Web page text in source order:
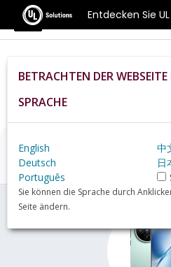
Entdecken Sie
Benchmarks
Home De Hardware
Vivo+X200s+review
Vivo X200s
BETRACHTEN DER
SPRACHE
English
中
Deutsch
日
Português
Sie können die Sprache durch
Seite ändern.